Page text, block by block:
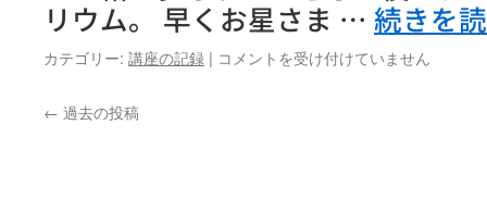
は
リウム。 早くお星さま … 続きを
カテゴリー: 講座の記録 | 親
コメントを受け付けていません
← 過去の投稿